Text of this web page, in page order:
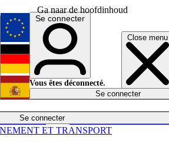
Ga naar de hoofdinhoud
Close menu
Se connecter
Économie
English
Deutsch
Español
Se connecter
Vous êtes déconnecté.
Se connecter
ET TRANSPORT